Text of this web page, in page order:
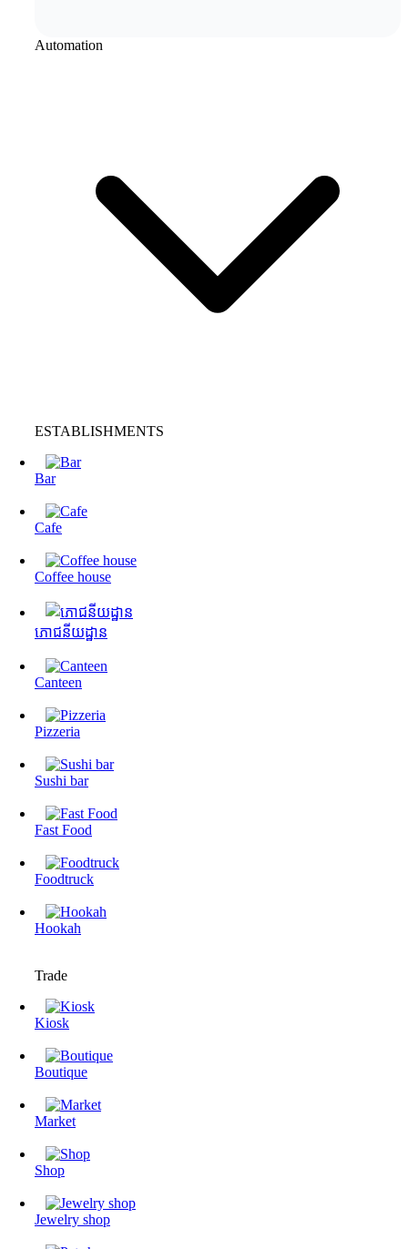
Automation
ESTABLISHMENTS
Bar
Cafe
Coffee house
ភោជនីយដ្ឋាន
Canteen
Pizzeria
Sushi bar
Fast Food
Foodtruck
Hookah
Trade
Kiosk
Boutique
Market
Shop
Jewelry shop